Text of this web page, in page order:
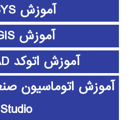
آموزش ANSYS
آموزش ArcGIS
آموزش اتوکد AUTOCAD
Studio